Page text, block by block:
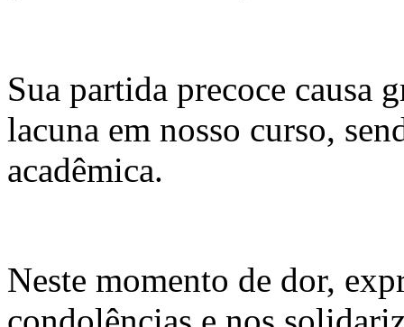
Sua partida precoce causa
lacuna em nosso curso,
acadêmica.
Neste momento de dor,